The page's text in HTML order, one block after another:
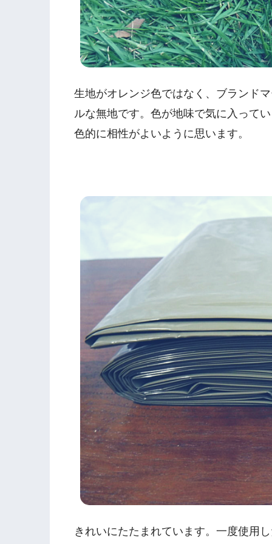
生地がオレンジ色ではなく、ブランド
ルな無地です。色が地味で気に入って
色的に相性がよいように思います。
きれいにたたまれています。一度使用